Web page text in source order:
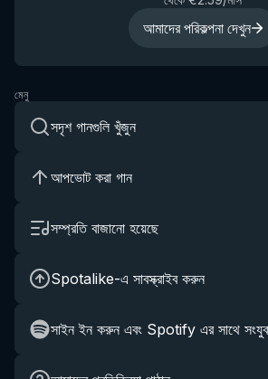
আমাদের পরিকল্পনা দেখুন
মেনু
সদৃশ গানগুলি খুঁজুন
আপভোট করা গান
সম্প্রতি বাজানো হয়েছে
Spotalike-এ সাবস্ক্রাইব করুন
সাইন ইন করুন এবং Spotify এর সাথে